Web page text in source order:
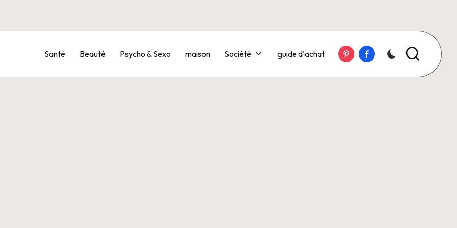
Santé Beauté Psycho & Sexo maison Société guide d’achat PinterestFacebook